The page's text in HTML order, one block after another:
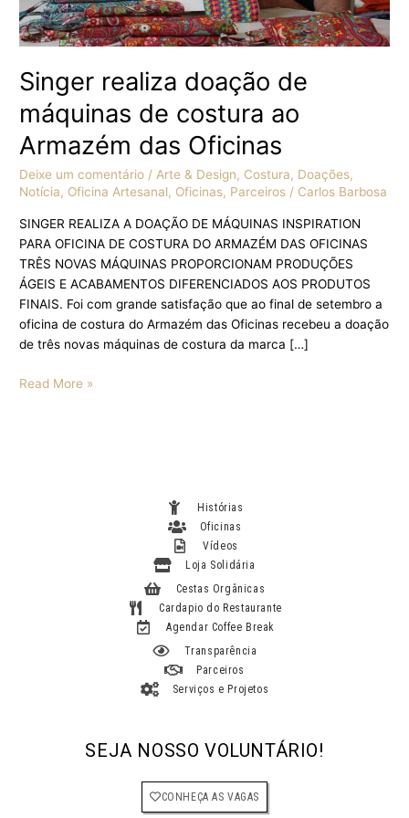
Singer realiza doação de
máquinas de costura ao
Armazém das Oficinas
Deixe um comentário /Arte & Design, Costura, Doações,
Notícia, Oficina Artesanal, Oficinas, Parceiros / Carlos Barbosa
SINGER REALIZA A DOAÇÃO DE MÁQUINAS INSPIRATION
PARA OFICINA DE COSTURA DO ARMAZÉM DAS OFICINAS
TRÊS NOVAS MÁQUINAS PROPORCIONAM PRODUÇÕES
ÁGEIS E ACABAMENTOS DIFERENCIADOS AOS PRODUTOS
FINAIS. Foi com grande satisfação que ao final de setembro a
oficina de costura do Armazém das Oficinas recebeu a doação
de três novas máquinas de costura da marca […]
Armazém
das
Oficinas
Read More »
Histórias
Oficinas
Vídeos
Loja Solidária
Cestas Orgânicas
Cardapio do Restaurante
Agendar Coffee Break
Transparência
Parceiros
Serviços e Projetos
SEJA NOSSO VOLUNTÁRIO!
CONHEÇA AS VAGAS